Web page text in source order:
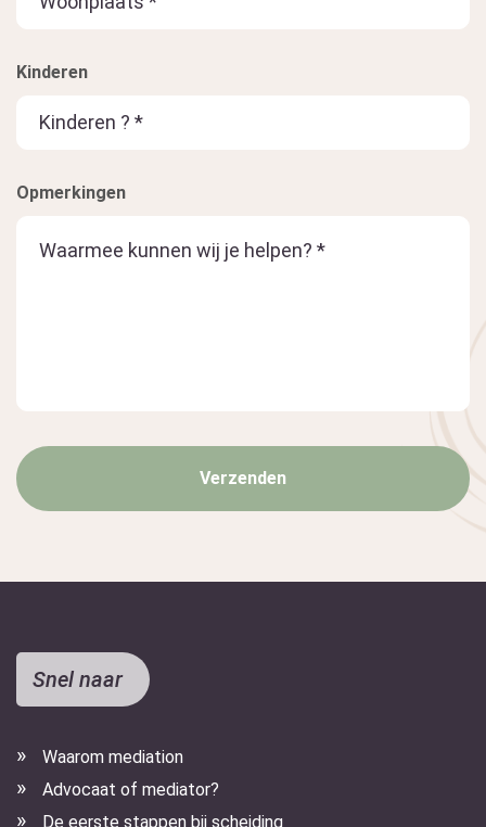
Kinderen
Opmerkingen
Snel naar
Waarom mediation
Advocaat of mediator?
De eerste stappen bij scheiding